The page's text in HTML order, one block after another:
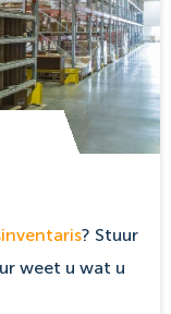
? Stuur
weet u wat u